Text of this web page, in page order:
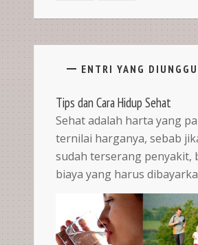
ENTRI YANG
Tips dan Cara Hidup Sehat
Sehat adalah harta yang
ternilai harganya, sebab
sudah terserang penyakit,
biaya yang harus